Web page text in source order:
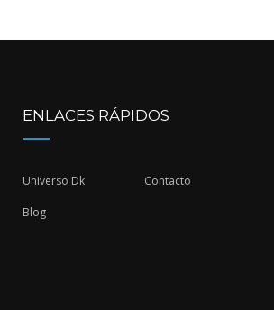
ENLACES RÁPIDOS
Universo Dk Contacto
Blog